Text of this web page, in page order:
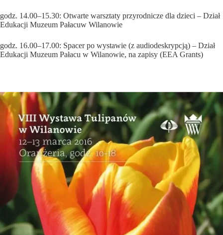
godz. 14.00–15.30: Otwarte warsztaty przyrodnicze dla dzieci – Dział
Edukacji Muzeum Pałacuw Wilanowie
godz. 16.00–17.00: Spacer po wystawie (z audiodeskrypcją) – Dział
Edukacji Muzeum Pałacu w Wilanowie, na zapisy (EEA Grants)